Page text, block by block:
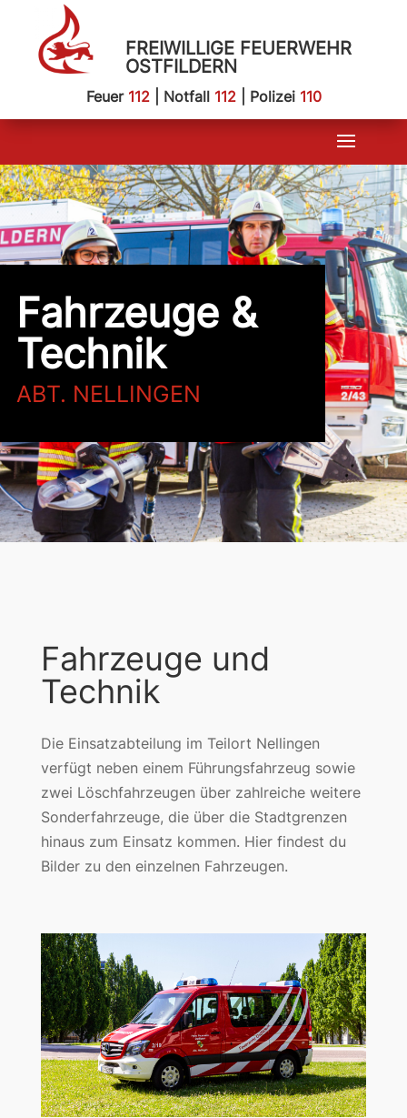
FREIWILLIGE FEUERWEHR
OSTFILDERN
Feuer 112| Notfall 112| Polizei 110
Fahrzeuge &
Technik
ABT. NELLINGEN
Fahrzeuge und
Technik
Die Einsatzabteilung im Teilort Nellingen
verfügt neben einem Führungsfahrzeug sowie
zwei Löschfahrzeugen über zahlreiche weitere
Sonderfahrzeuge, die über die Stadtgrenzen
hinaus zum Einsatz kommen. Hier findest du
Bilder zu den einzelnen Fahrzeugen.